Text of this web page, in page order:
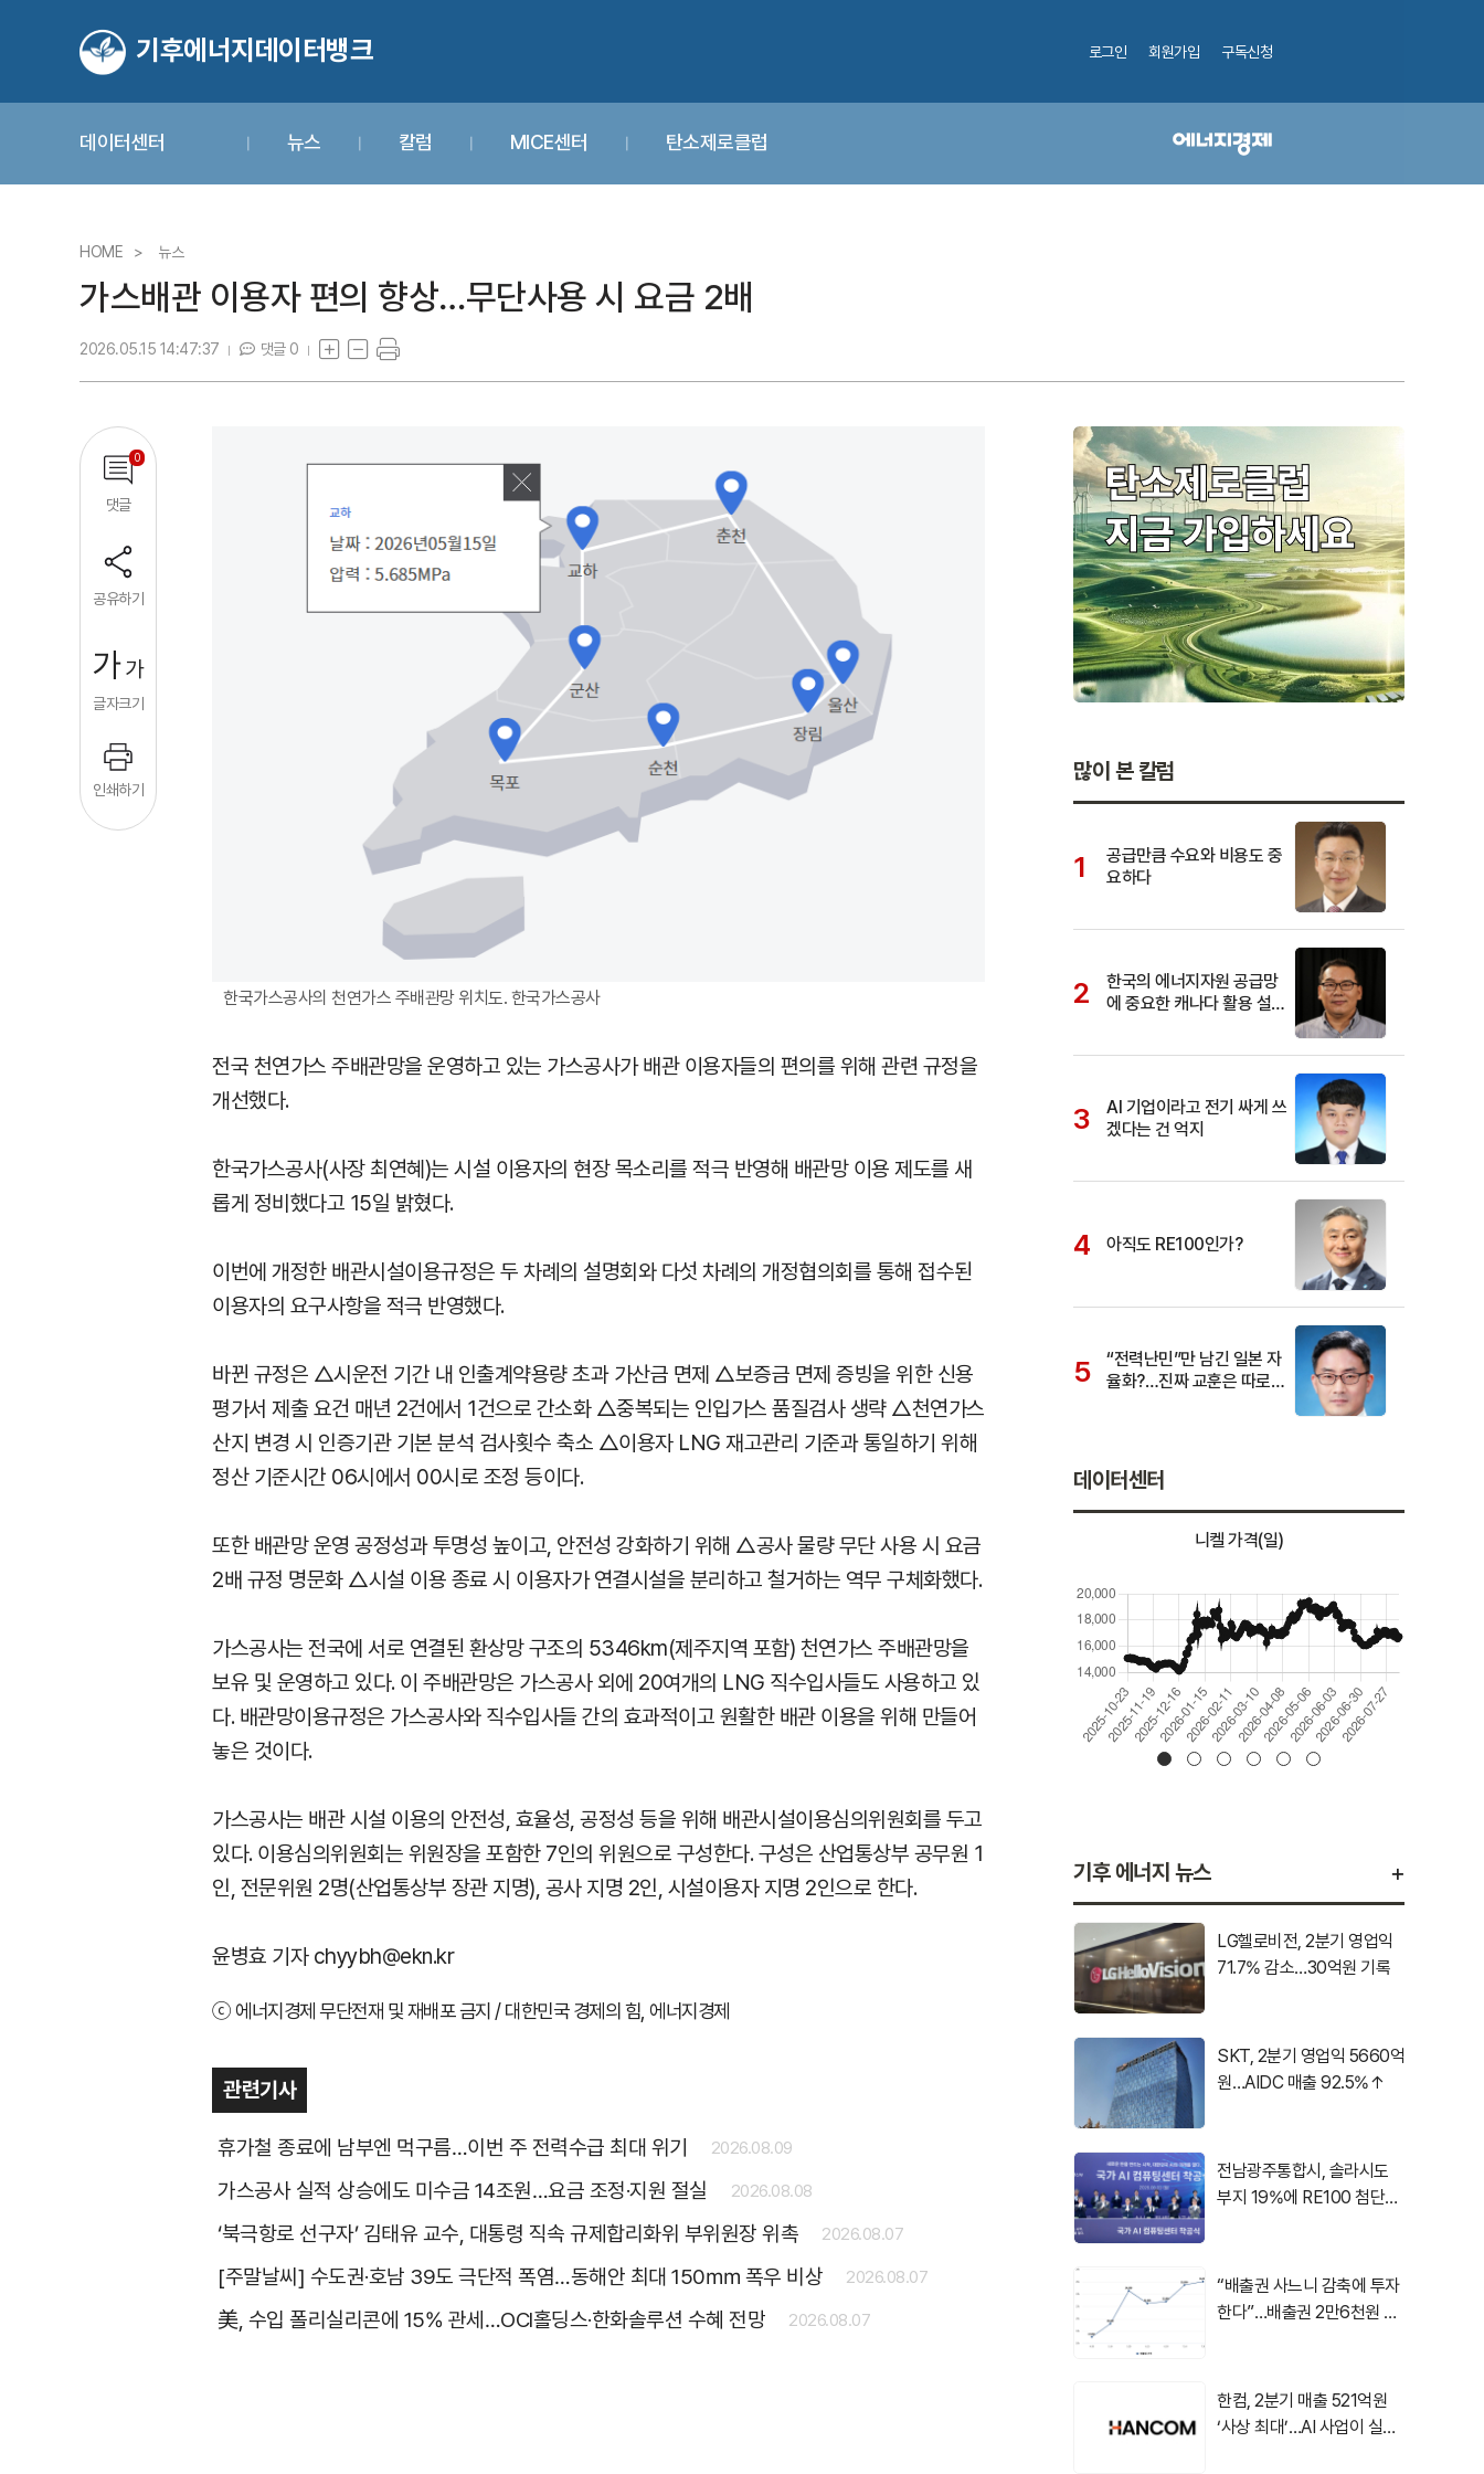
기후에너지데이터뱅크 로그인 회원가입 구독신청
데이터센터 뉴스 칼럼 MICE센터 탄소제로클럽
HOME 뉴스
가스배관 이용자 편의 향상…무단사용 시 요금 2배
2026.05.15 14:47:37 댓글 0
0
댓글
공유하기
가가
글자크기
인쇄하기
한국가스공사의 천연가스 주배관망 위치도. 한국가스공사
전국 천연가스 주배관망을 운영하고 있는 가스공사가 배관 이용자들의 편의를 위해 관련 규정을
개선했다.
한국가스공사(사장 최연혜)는 시설 이용자의 현장 목소리를 적극 반영해 배관망 이용 제도를 새
롭게 정비했다고 15일 밝혔다.
이번에 개정한 배관시설이용규정은 두 차례의 설명회와 다섯 차례의 개정협의회를 통해 접수된
이용자의 요구사항을 적극 반영했다.
바뀐 규정은 △시운전 기간 내 인출계약용량 초과 가산금 면제 △보증금 면제 증빙을 위한 신용
평가서 제출 요건 매년 2건에서 1건으로 간소화 △중복되는 인입가스 품질검사 생략 △천연가스
산지 변경 시 인증기관 기본 분석 검사횟수 축소 △이용자 LNG 재고관리 기준과 통일하기 위해
정산 기준시간 06시에서 00시로 조정 등이다.
또한 배관망 운영 공정성과 투명성 높이고, 안전성 강화하기 위해 △공사 물량 무단 사용 시 요금
2배 규정 명문화 △시설 이용 종료 시 이용자가 연결시설을 분리하고 철거하는 역무 구체화했다.
가스공사는 전국에 서로 연결된 환상망 구조의 5346km(제주지역 포함) 천연가스 주배관망을
보유 및 운영하고 있다. 이 주배관망은 가스공사 외에 20여개의 LNG 직수입사들도 사용하고 있
다. 배관망이용규정은 가스공사와 직수입사들 간의 효과적이고 원활한 배관 이용을 위해 만들어
놓은 것이다.
가스공사는 배관 시설 이용의 안전성, 효율성, 공정성 등을 위해 배관시설이용심의위원회를 두고
있다. 이용심의위원회는 위원장을 포함한 7인의 위원으로 구성한다. 구성은 산업통상부 공무원 1
인, 전문위원 2명(산업통상부 장관 지명), 공사 지명 2인, 시설이용자 지명 2인으로 한다.
윤병효 기자 chyybh@ekn.kr
ⓒ 에너지경제 무단전재 및 재배포 금지 / 대한민국 경제의 힘, 에너지경제
관련기사
휴가철 종료에 남부엔 먹구름…이번 주 전력수급 최대 위기 2026.08.09
가스공사 실적 상승에도 미수금 14조원…요금 조정·지원 절실 2026.08.08
‘북극항로 선구자’ 김태유 교수, 대통령 직속 규제합리화위 부위원장 위촉 2026.08.07
[주말날씨] 수도권·호남 39도 극단적 폭염…동해안 최대 150㎜ 폭우 비상 2026.08.07
美, 수입 폴리실리콘에 15% 관세…OCI홀딩스·한화솔루션 수혜 전망 2026.08.07
많이 본 칼럼
공급만큼 수요와 비용도 중
요하다
한국의 에너지자원 공급망
에 중요한 캐나다 활용 설명
AI 기업이라고 전기 싸게 쓰
겠다는 건 억지
아직도 RE100인가?
“전력난민”만 남긴 일본 자
율화?…진짜 교훈은 따로
데이터센터
니켈 가격(일)
기후 에너지 뉴스 +
LG헬로비전, 2분기 영업익
71.7% 감소…30억원 기록
SKT, 2분기 영업익 5660억
원…AIDC 매출 92.5%↑
전남광주통합시, 솔라시도
부지 19%에 RE100 첨단산
“배출권 사느니 감축에 투자
한다”…배출권 2만6천원 시
한컴, 2분기 매출 521억원
‘사상 최대’…AI 사업이 실적